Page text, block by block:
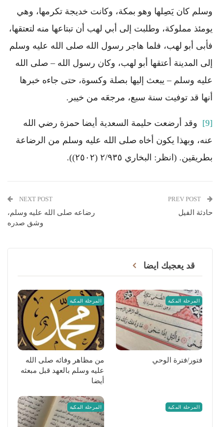
وسلم كان يَصِلها وهو بمكة، وكانت خديجة تكرمها، وهي
يومئذ مملوكة، وطلبت إلى أبي لهب أن تبتاعها منه لتعتقها،
فأبى أبو لهب، فلما هاجر رسول الله صلى الله عليه وسلم
إلى المدينة أعتقها أبو لهب، وكان رسول الله – صلى الله
عليه وسلم – يبعث إليها بصلة وكسوة، حتى جاءه خبرها
أنها قد توفيت سنة سبع، مرجعَه من خيبر.
[9]
وقد أرضعت حليمة السعدية أيضا حمزة رضي الله
عنه، وبهذا يكون أخاه صلى الله عليه وسلم من الرضاعة
بطريقين. (انظر: البخاري ٢/٩٣٥ (٢٥٠٢)).
حادثة الفيل
NEXT POST
رضاعه صلى الله عليه وسلم،
وشق صدره
قد يعجبك ايضا
المرحلة المكية
فتور/فترة الوحي
المرحلة المكية
من مظاهر وفائه صلى الله
عليه وسلم بالعهد قبل مبعثه
أيضا
المرحلة المكية المرحلة المكية